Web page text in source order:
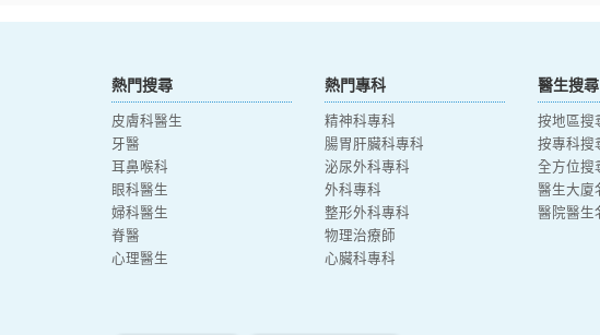
熱門搜尋
皮膚科醫生
牙醫
耳鼻喉科
眼科醫生
婦科醫生
脊醫
心理醫生
熱門專科
精神科專科
腸胃肝臟科專科
泌尿外科專科
外科專科
整形外科專科
物理治療師
心臟科專科
醫生搜尋
按地區搜
按專科搜
全方位搜
醫生大廈
醫院醫生